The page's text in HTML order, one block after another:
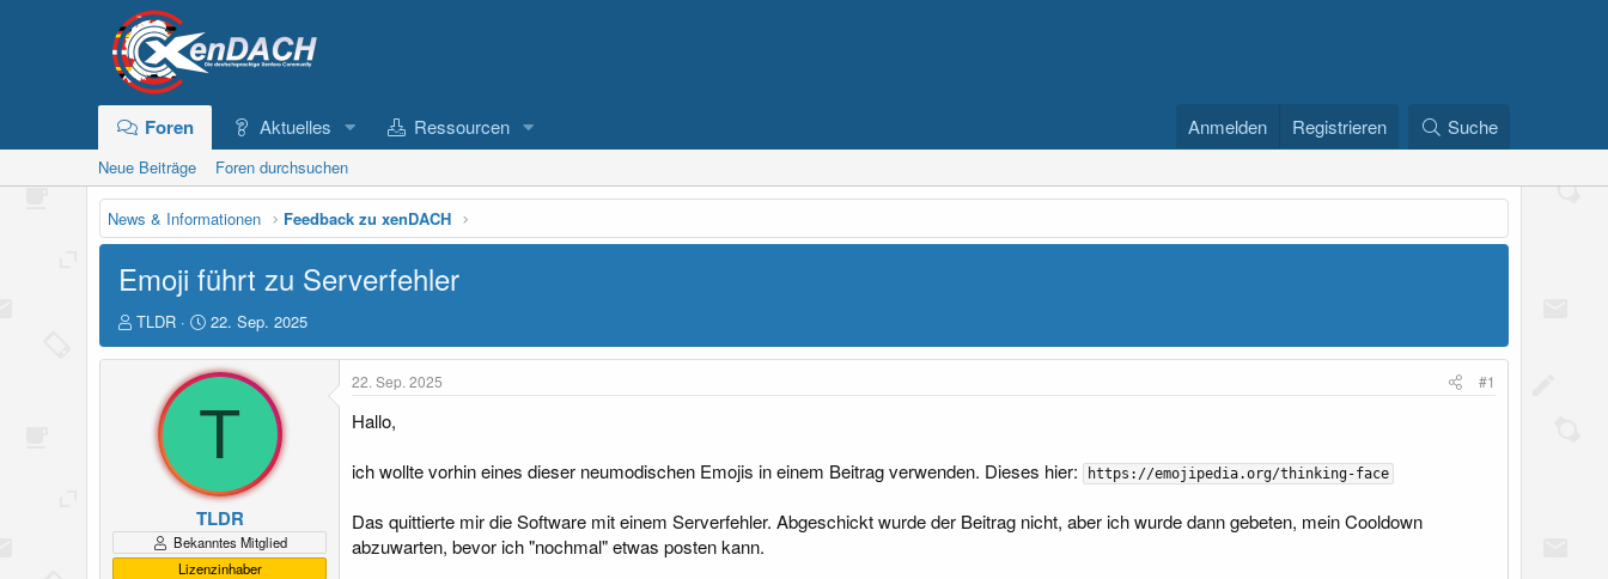
Foren Aktuelles Ressourcen Anmelden Registrieren Suche
Neue Beiträge Foren durchsuchen
News & Informationen Feedback zu xenDACH
Emoji führt zu Serverfehler
E
r
s
TLDR
E
r
s
t
e
a
m
22. Sep. 2025
T
TLDR
Bekanntes Mitglied
Lizenzinhaber
22. Sep. 2025 #1
Hallo,
ich wollte vorhin eines dieser neumodischen Emojis in einem Beitrag verwenden. Dieses hier:
https://emojipedia.org/thinking-face
Das quittierte mir die Software mit einem Serverfehler. Abgeschickt wurde der Beitrag nicht, aber ich wurde dann gebeten, mein Cooldown
abzuwarten, bevor ich "nochmal" etwas posten kann.